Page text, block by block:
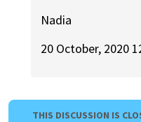
Nadia
20 October, 2020
THIS DISCUSSION IS